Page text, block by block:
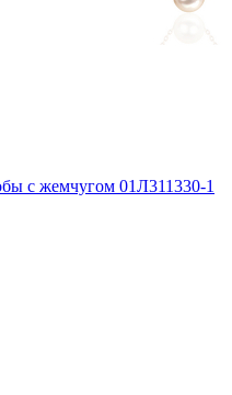
с жемчугом 01Л311330-1